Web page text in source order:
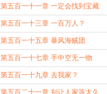
第五百一十一章 一定会找到宝藏
第五百一十三章 一百万人？
第五百一十五章 暴风海贼团
第五百一十七章 手中空无一物
第五百一十九章 去我家？
第五百二十一章 别让人家等太久